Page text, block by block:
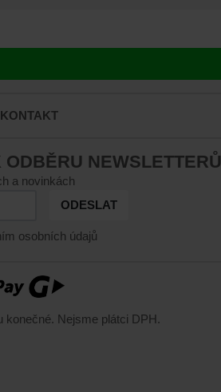
KONTAKT
NEWSLETTERŮ
a novinkách
ODESLAT
osobních údajů
konečné. Nejsme plátci DPH.